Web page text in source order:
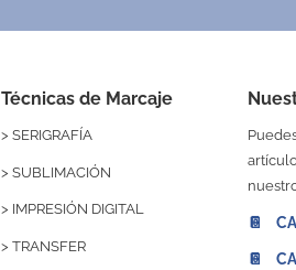
Técnicas de Marcaje
> SERIGRAFÍA
> SUBLIMACIÓN
> IMPRESIÓN DIGITAL
> TRANSFER
📔
📔